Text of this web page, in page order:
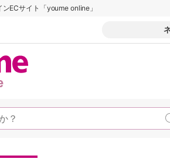
ECサイト「youme online」